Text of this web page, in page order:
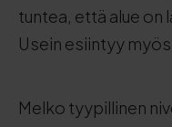
tuntea, että alue on
Usein esiintyy
Melko tyypillinen